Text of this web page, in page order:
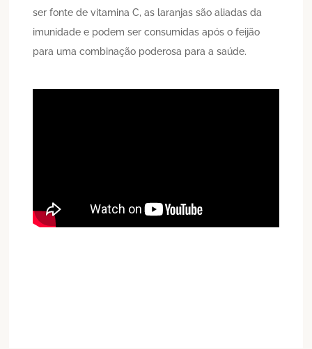
ser fonte de vitamina C, as laranjas são aliadas da
imunidade e podem ser consumidas após o feijão
para uma combinação poderosa para a saúde.